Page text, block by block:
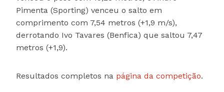
Pimenta (Sporting) venceu o salto em
comprimento com 7,54 metros (+1,9 m/s),
derrotando Ivo Tavares (Benfica) que saltou 7,47
metros (+1,9).
Resultados completos na página da competição.